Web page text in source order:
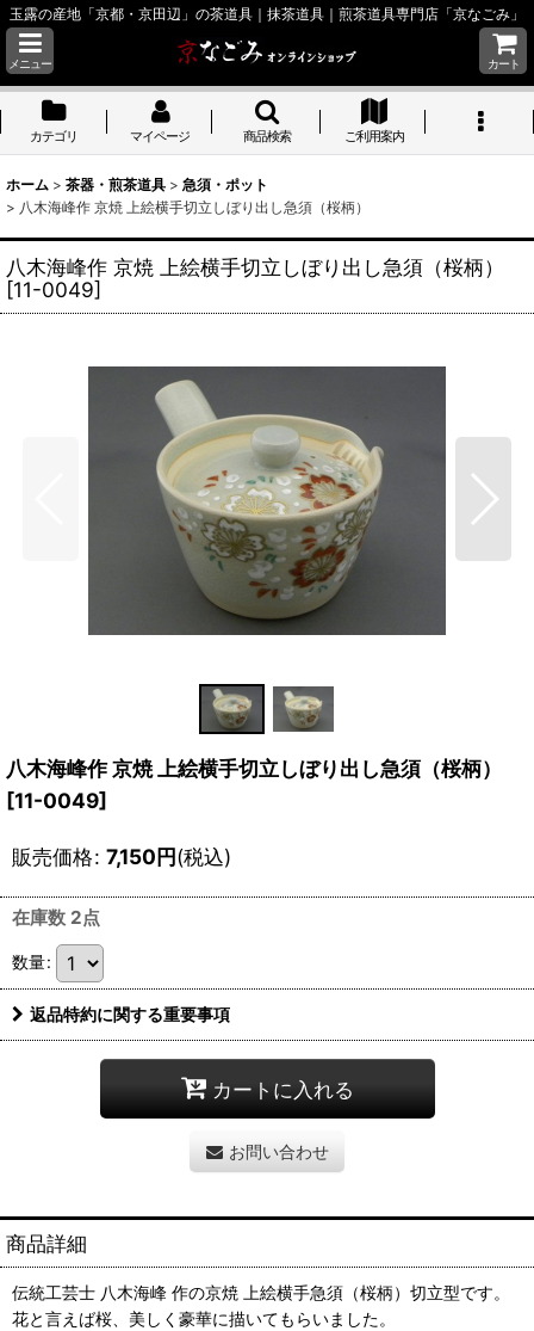
玉露の産地「京都・京田辺」の茶道具｜抹茶道具｜煎茶道具専門店「京なごみ」
メニュー カート
カテゴリ マイページ 商品検索 ご利用案内
ホーム > 茶器・煎茶道具 > 急須・ポット
> 八木海峰作 京焼 上絵横手切立しぼり出し急須（桜柄）
八木海峰作 京焼 上絵横手切立しぼり出し急須（桜柄）
[11-0049]
八木海峰作 京焼 上絵横手切立しぼり出し急須（桜柄）
[11-0049]
販売価格: 7,150円(税込)
在庫数 2点
数量:
返品特約に関する重要事項
カートに入れる
お問い合わせ
商品詳細
伝統工芸士 八木海峰 作の京焼 上絵横手急須（桜柄）切立型です。
花と言えば桜、美しく豪華に描いてもらいました。